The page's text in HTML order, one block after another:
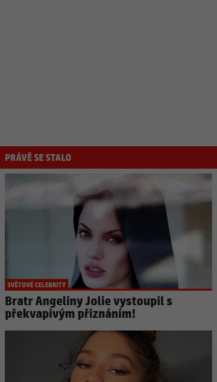
PRÁVĚ SE STALO
SVĚTOVÉ CELEBRITY
Bratr Angeliny Jolie vystoupil s
překvapivým přiznáním!